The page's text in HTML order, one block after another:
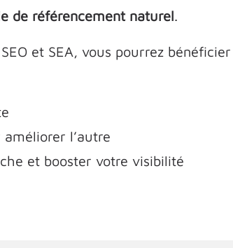
de référencement naturel.
et SEA, vous pourrez
l’autre
et booster votre visibilité